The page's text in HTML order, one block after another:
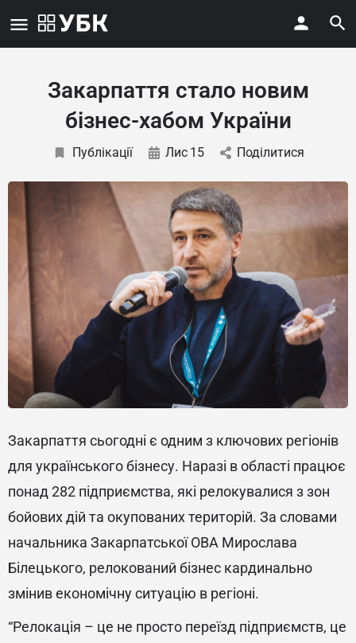
Закарпаття стало новим
бізнес-хабом України
Публікації Лис 15 Поділитися
Закарпаття сьогодні є одним з ключових регіонів
для українського бізнесу. Наразі в області працює
понад 282 підприємства, які релокувалися з зон
бойових дій та окупованих територій. За словами
начальника Закарпатської ОВА Мирослава
Білецького, релокований бізнес кардинально
змінив економічну ситуацію в регіоні.
“Релокація – це не просто переїзд підприємств, це